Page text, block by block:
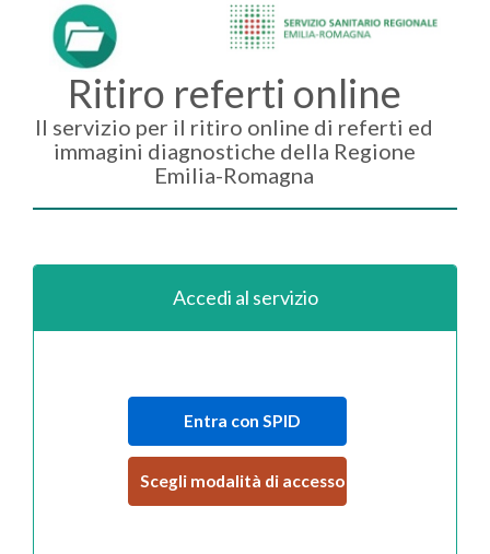
Ritiro referti online
Il servizio per il ritiro online di referti ed
immagini diagnostiche della Regione
Emilia-Romagna
Accedi al servizio
Entra con SPID
Scegli modalità di accesso